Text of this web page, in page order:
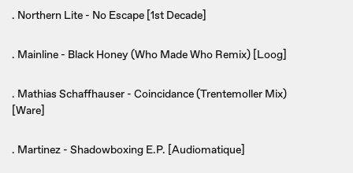
. Northern Lite - No Escape [1st Decade]
. Mainline - Black Honey (Who Made Who Remix) [Loog]
. Mathias Schaffhauser - Coincidance (Trentemoller Mix)
[Ware]
. Martinez - Shadowboxing E.P. [Audiomatique]